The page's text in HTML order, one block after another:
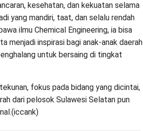
kesehatan, dan kekuatan selama
yang mandiri, taat, dan selalu rendah
ilmu Chemical Engineering, ia bisa
menjadi inspirasi bagi anak-anak daerah
untuk bersaing di tingkat
fokus pada bidang yang dicintai,
dari pelosok Sulawesi Selatan pun